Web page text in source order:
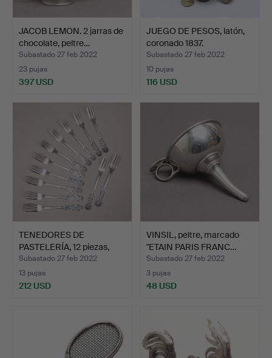
JACOB LEMON. 2 jarras de
chocolate, peltre…
Subastado 27 feb 2022
23 pujas
397 USD
JUEGO DE PESOS, latón,
coronado 1837.
Subastado 27 feb 2022
10 pujas
116 USD
TENEDORES DE
PASTELERÍA, 12 piezas,
plata,…
Subastado 27 feb 2022
13 pujas
212 USD
VINSIL, peltre, marcado
"ETAIN PARIS FRANC…
Subastado 27 feb 2022
3 pujas
48 USD